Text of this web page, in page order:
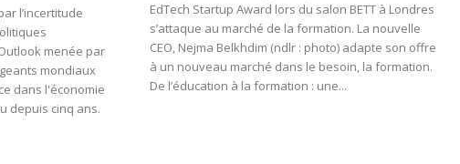
l’incertitude
menée par
mondiaux
dans l'économie
depuis cinq ans.
EdTech Startup Award lors du salon BETT à Londres
s’attaque au marché de la formation. La nouvelle
CEO, Nejma Belkhdim (ndlr : photo) adapte son offre
à un nouveau marché dans le besoin, la formation.
De l’éducation à la formation : une...